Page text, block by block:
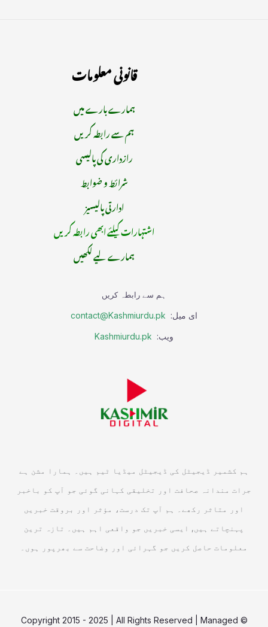
قانونی معلومات
ہمارے بارے میں
ہم سے رابطہ کریں
رازداری کی پالیسی
شرائط و ضوابط
ادارتی پالیسیز
اشتہارات کیلئے ابھی رابطہ کریں
ہمارے لیے لکھیں
ہم سے رابطہ کریں
ای میل: contact@Kashmiurdu.pk
ویب: Kashmiurdu.pk
ہم کشمیر ڈیجیٹل کی ڈیجیٹل میڈیا ٹیم ہیں۔ ہمارا مشن ہے
جرات مندانہ صحافت اور تخلیقی کہانی گوئی جو آپ کو باخبر
اور متاثر رکھے۔ ہم آپ تک درست، مؤثر اور بروقت خبریں
پہنچاتے ہیں, ایسی خبریں جو واقعی اہم ہیں۔ تازہ ترین
معلومات حاصل کریں جو گہرائی اور وضاحت سے بھرپور ہوں۔
© Copyright 2015 - 2025 | All Rights Reserved | Managed